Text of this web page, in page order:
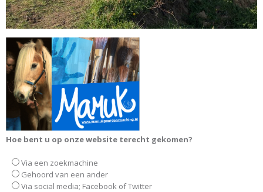
Hoe bent u op onze website terecht gekomen?
Via een zoekmachine
Gehoord van een ander
Via social media; Facebook of Twitter